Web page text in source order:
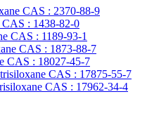
CAS : 2370-88-9
CAS : 1438-82-0
CAS : 1189-93-1
CAS : 1873-88-7
CAS : 18027-45-7
CAS : 17875-55-7
CAS : 17962-34-4